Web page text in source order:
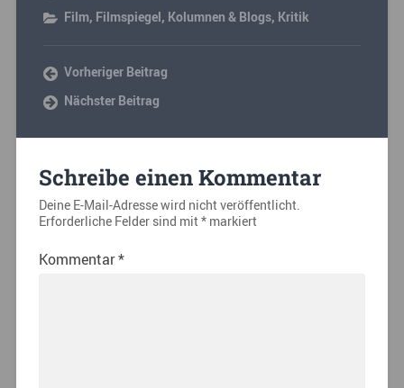
Film, Filmspiegel, Kolumnen & Blogs, Kritik
Vorheriger Beitrag
Nächster Beitrag
Schreibe einen Kommentar
Deine E-Mail-Adresse wird nicht veröffentlicht.
Erforderliche Felder sind mit*markiert
Kommentar*